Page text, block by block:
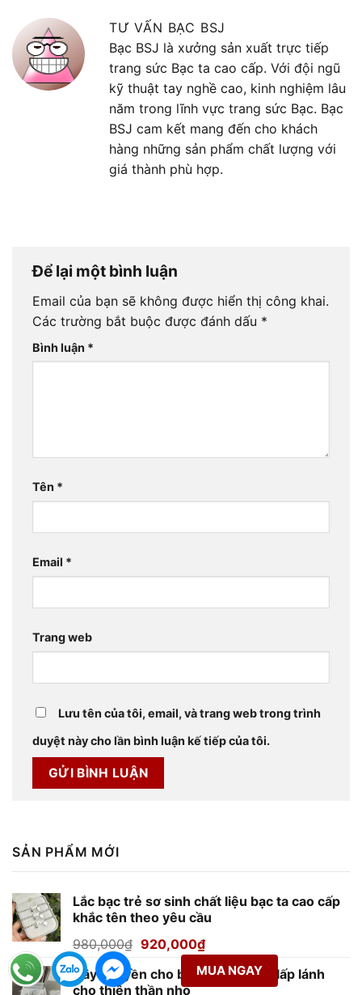
TƯ VẤN BẠC BSJ
Bạc BSJ là xưởng sản xuất trực tiếp
trang sức Bạc ta cao cấp. Với đội ngũ
kỹ thuật tay nghề cao, kinh nghiệm lâu
năm trong lĩnh vực trang sức Bạc. Bạc
BSJ cam kết mang đến cho khách
hàng những sản phẩm chất lượng với
giá thành phù hợp.
Để lại một bình luận
Email của bạn sẽ không được hiển thị công khai.
Các trường bắt buộc được đánh dấu *
Bình luận *
Tên *
Email *
Trang web
Lưu tên của tôi, email, và trang web trong trình
duyệt này cho lần bình luận kế tiếp của tôi.
SẢN PHẨM MỚI
Lắc bạc trẻ sơ sinh chất liệu bạc ta cao cấp
khắc tên theo yêu cầu
980,000₫ Giá
là:
920,000₫Giá
hiện
tại
Dây chuyền cho bé gái món quà lấp lánh
cho thiên thần nhỏ
MUA NGAY